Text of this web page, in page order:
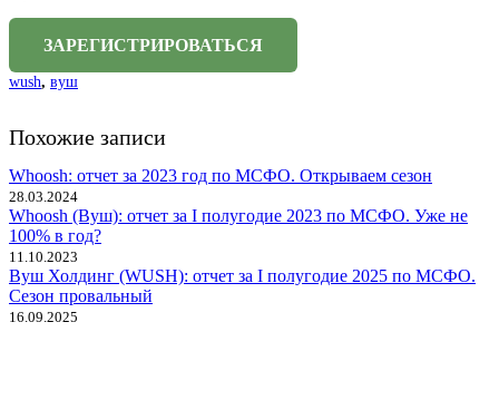
wush, вуш
Похожие записи
Whoosh: отчет за 2023 год по МСФО. Открываем сезон
28.03.2024
Whoosh (Вуш): отчет за I полугодие 2023 по МСФО. Уже не
100% в год?
11.10.2023
Вуш Холдинг (WUSH): отчет за I полугодие 2025 по МСФО.
Сезон провальный
16.09.2025